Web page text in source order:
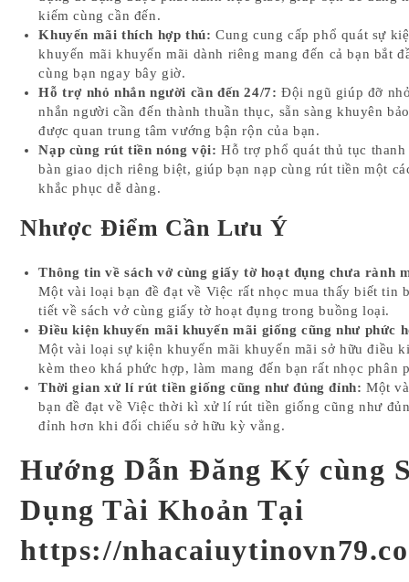
kiếm cùng cần đến.
Khuyến mãi thích hợp thú: Cung cung cấp phổ quát sự
khuyến mãi khuyến mãi dành riêng mang đến cả bạn bắt
cùng bạn ngay bây giờ.
Hỗ trợ nhỏ nhắn người cần đến 24/7: Đội ngũ giúp đỡ
nhắn người cần đến thành thuần thục, sẵn sàng khuyên
được quan trung tâm vướng bận rộn của bạn.
Nạp cùng rút tiền nóng vội: Hỗ trợ phổ quát thủ tục thanh
bàn giao dịch riêng biệt, giúp bạn nạp cùng rút tiền một
khắc phục dễ dàng.
Nhược Điểm Cần Lưu Ý
Thông tin về sách vở cùng giấy tờ hoạt đụng chưa rành
Một vài loại bạn đề đạt về Việc rất nhọc mua thấy biết tin
tiết về sách vở cùng giấy tờ hoạt đụng trong buồng loại.
Điều kiện khuyến mãi khuyến mãi giống cũng như phức
Một vài loại sự kiện khuyến mãi khuyến mãi sở hữu điều
kèm theo khá phức hợp, làm mang đến bạn rất nhọc phân
Thời gian xử lí rút tiền giống cũng như đủng đỉnh: Một
bạn đề đạt về Việc thời kì xử lí rút tiền giống cũng như
đỉnh hơn khi đối chiếu sở hữu kỳ vẳng.
Hướng Dẫn Đăng Ký cùng
Dụng Tài Khoản Tại
https://